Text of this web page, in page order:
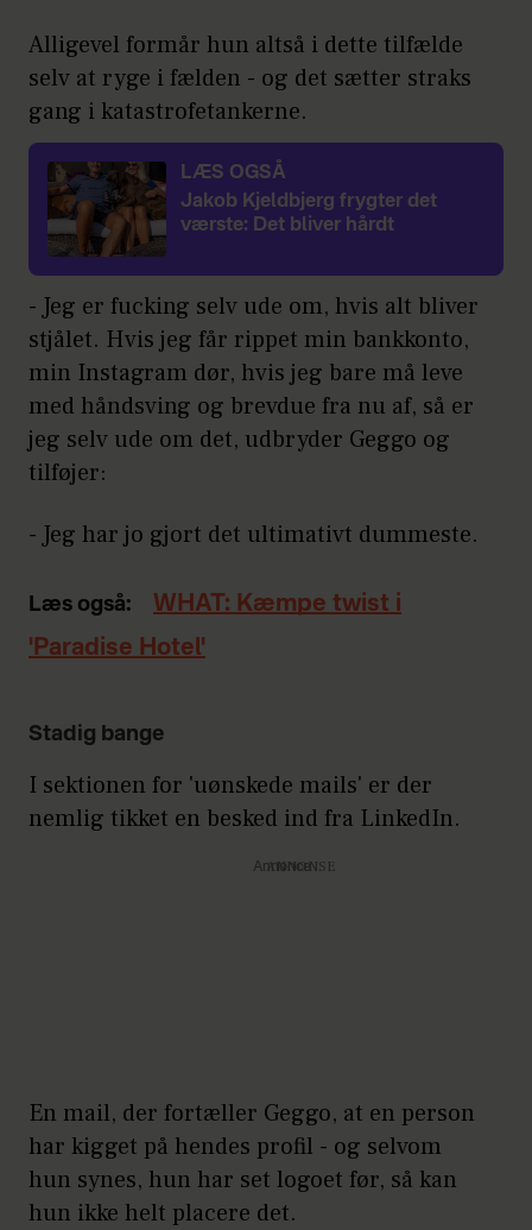
Alligevel formår hun altså i dette tilfælde
selv at ryge i fælden - og det sætter straks
gang i katastrofetankerne.
LÆS OGSÅ
Jakob Kjeldbjerg frygter det
værste: Det bliver hårdt
- Jeg er fucking selv ude om, hvis alt bliver
stjålet. Hvis jeg får rippet min bankkonto,
min Instagram dør, hvis jeg bare må leve
med håndsving og brevdue fra nu af, så er
jeg selv ude om det, udbryder Geggo og
tilføjer:
- Jeg har jo gjort det ultimativt dummeste.
Læs også:
WHAT: Kæmpe twist i
'Paradise Hotel'
Stadig bange
I sektionen for 'uønskede mails' er der
nemlig tikket en besked ind fra LinkedIn.
Annonce
En mail, der fortæller Geggo, at en person
har kigget på hendes profil - og selvom
hun synes, hun har set logoet før, så kan
hun ikke helt placere det.